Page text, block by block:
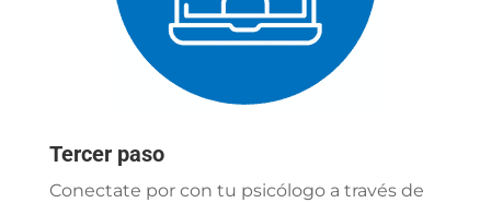
Tercer paso
Conectate por con tu psicólogo a través de